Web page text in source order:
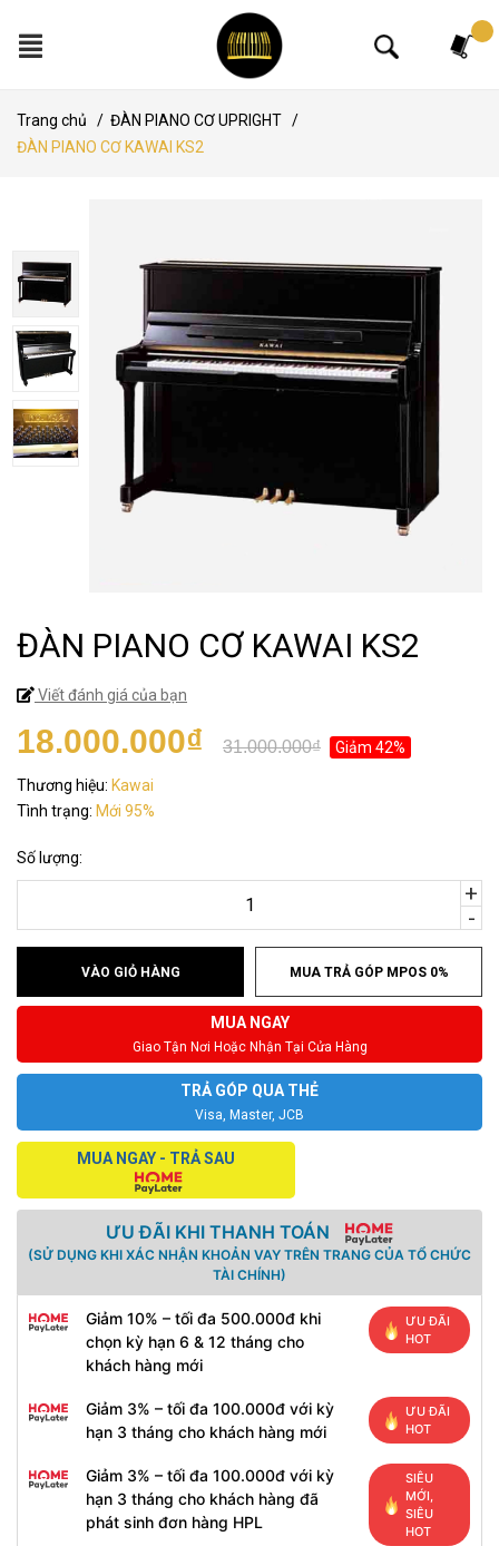
Trang chủ / ĐÀN PIANO CƠ UPRIGHT /
ĐÀN PIANO CƠ KAWAI KS2
ĐÀN PIANO CƠ KAWAI KS2
Viết đánh giá của bạn
18.000.000₫ 31.000.000₫ Giảm 42%
Thương hiệu: Kawai
Tình trạng: Mới 95%
Số lượng:
-
+
VÀO GIỎ HÀNG MUA TRẢ GÓP MPOS 0%
MUA NGAY
Giao Tận Nơi Hoặc Nhận Tại Cửa Hàng
TRẢ GÓP QUA THẺ
Visa, Master, JCB
MUA NGAY - TRẢ SAU
ƯU ĐÃI KHI THANH TOÁN
(SỬ DỤNG KHI XÁC NHẬN KHOẢN VAY TRÊN TRANG CỦA TỔ CHỨC
TÀI CHÍNH)
Giảm 10% – tối đa 500.000đ khi
chọn kỳ hạn 6 & 12 tháng cho
khách hàng mới
ƯU ĐÃI
HOT
Giảm 3% – tối đa 100.000đ với kỳ
hạn 3 tháng cho khách hàng mới
ƯU ĐÃI
HOT
Giảm 3% – tối đa 100.000đ với kỳ
hạn 3 tháng cho khách hàng đã
phát sinh đơn hàng HPL
SIÊU
MỚI,
SIÊU
HOT